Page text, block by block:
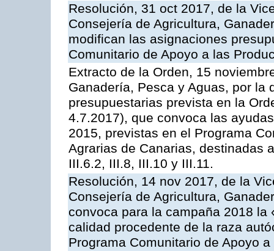
Resolución, 31 oct 2017, de la
Consejería de Agricultura,
modifican las asignaciones
Comunitario de Apoyo a las
Extracto de la Orden, 15
Ganadería, Pesca y Aguas, por la
presupuestarias prevista en la
4.7.2017), que convoca las
2015, previstas en el Programa
Agrarias de Canarias, destinadas
III.6.2, III.8, III.10 y III.11.
Resolución, 14 nov 2017, de la
Consejería de Agricultura,
convoca para la campaña 2018
calidad procedente de la raza
Programa Comunitario de Apoyo